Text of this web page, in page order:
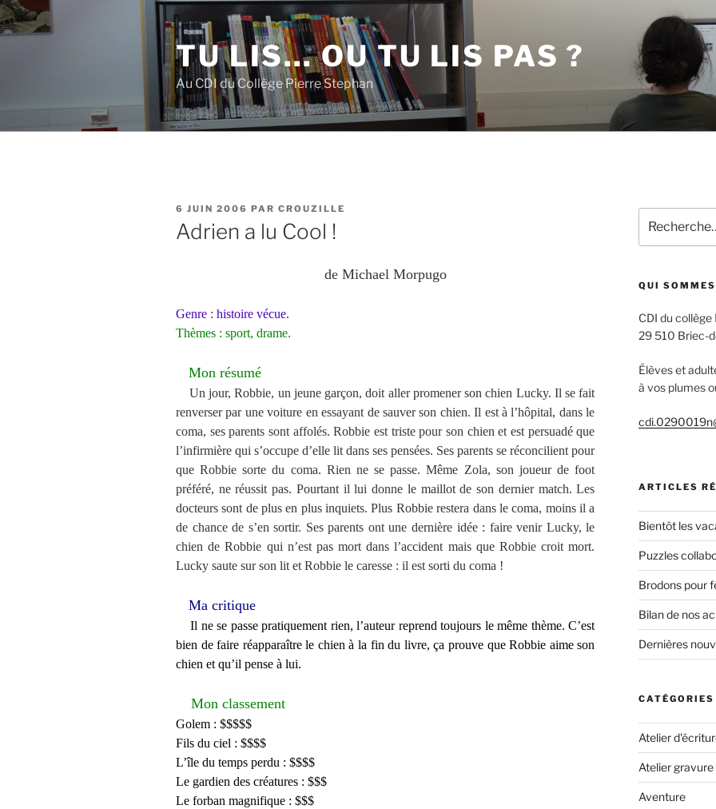
Aller
au
TU LIS… OU TU LIS PAS ?
Au CDI du Collège Pierre Stephan
PUBLIÉ
LE
6 JUIN 2006 PAR CROUZILLE
Adrien a lu Cool !
de Michael Morpugo
Genre : histoire vécue.
Thèmes : sport, drame.
Mon résumé
Un jour, Robbie, un jeune garçon, doit aller promener son chien Lucky. Il se fait
renverser par une voiture en essayant de sauver son chien. Il est à l’hôpital, dans le
coma, ses parents sont affolés. Robbie est triste pour son chien et est persuadé que
l’infirmière qui s’occupe d’elle lit dans ses pensées. Ses parents se réconcilient pour
que Robbie sorte du coma. Rien ne se passe. Même Zola, son joueur de foot
préféré, ne réussit pas. Pourtant il lui donne le maillot de son dernier match. Les
docteurs sont de plus en plus inquiets. Plus Robbie restera dans le coma, moins il a
de chance de s’en sortir. Ses parents ont une dernière idée : faire venir Lucky, le
chien de Robbie qui n’est pas mort dans l’accident mais que Robbie croit mort.
Lucky saute sur son lit et Robbie le caresse : il est sorti du coma !
Ma critique
Il ne se passe pratiquement rien, l’auteur reprend toujours le même thème. C’est
bien de faire réapparaître le chien à la fin du livre, ça prouve que Robbie aime son
chien et qu’il pense à lui.
Mon classement
Golem : $$$$$
Fils du ciel : $$$$
L’île du temps perdu : $$$$
Le gardien des créatures : $$$
Le forban magnifique : $$$
pour
:
QUI
CDI du
29 510 Briec-
Élèves et
à vos plumes
ARTICLES
Bientôt les
Puzzles
Brodons pour
Bilan de nos
Dernières
CATÉGORIES
Atelier
Atelier gravure
Aventure